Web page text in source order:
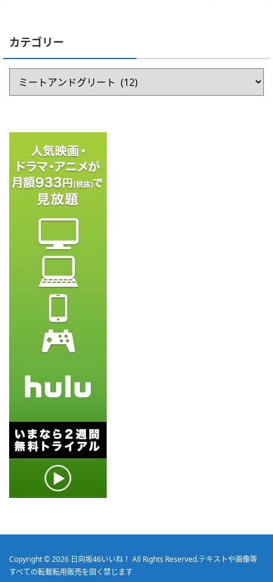
カテゴリー
Copyright © 2026 日向坂46いいね！ All Rights Reserved.テキストや画像等
すべての転載転用販売を固く禁じます